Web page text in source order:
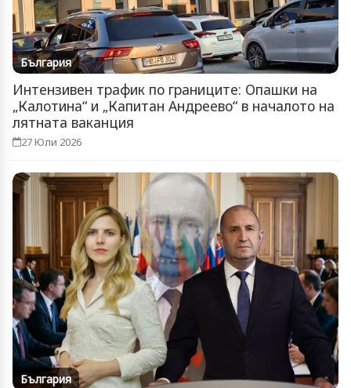
България
Интензивен трафик по границите: Опашки на
„Калотина“ и „Капитан Андреево“ в началото на
лятната ваканция
27 Юли 2026
България